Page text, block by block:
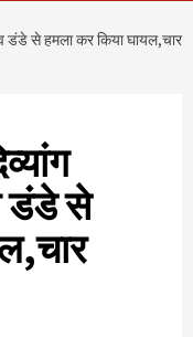
व डंडे से हमला कर किया घायल,चार
डंडे से